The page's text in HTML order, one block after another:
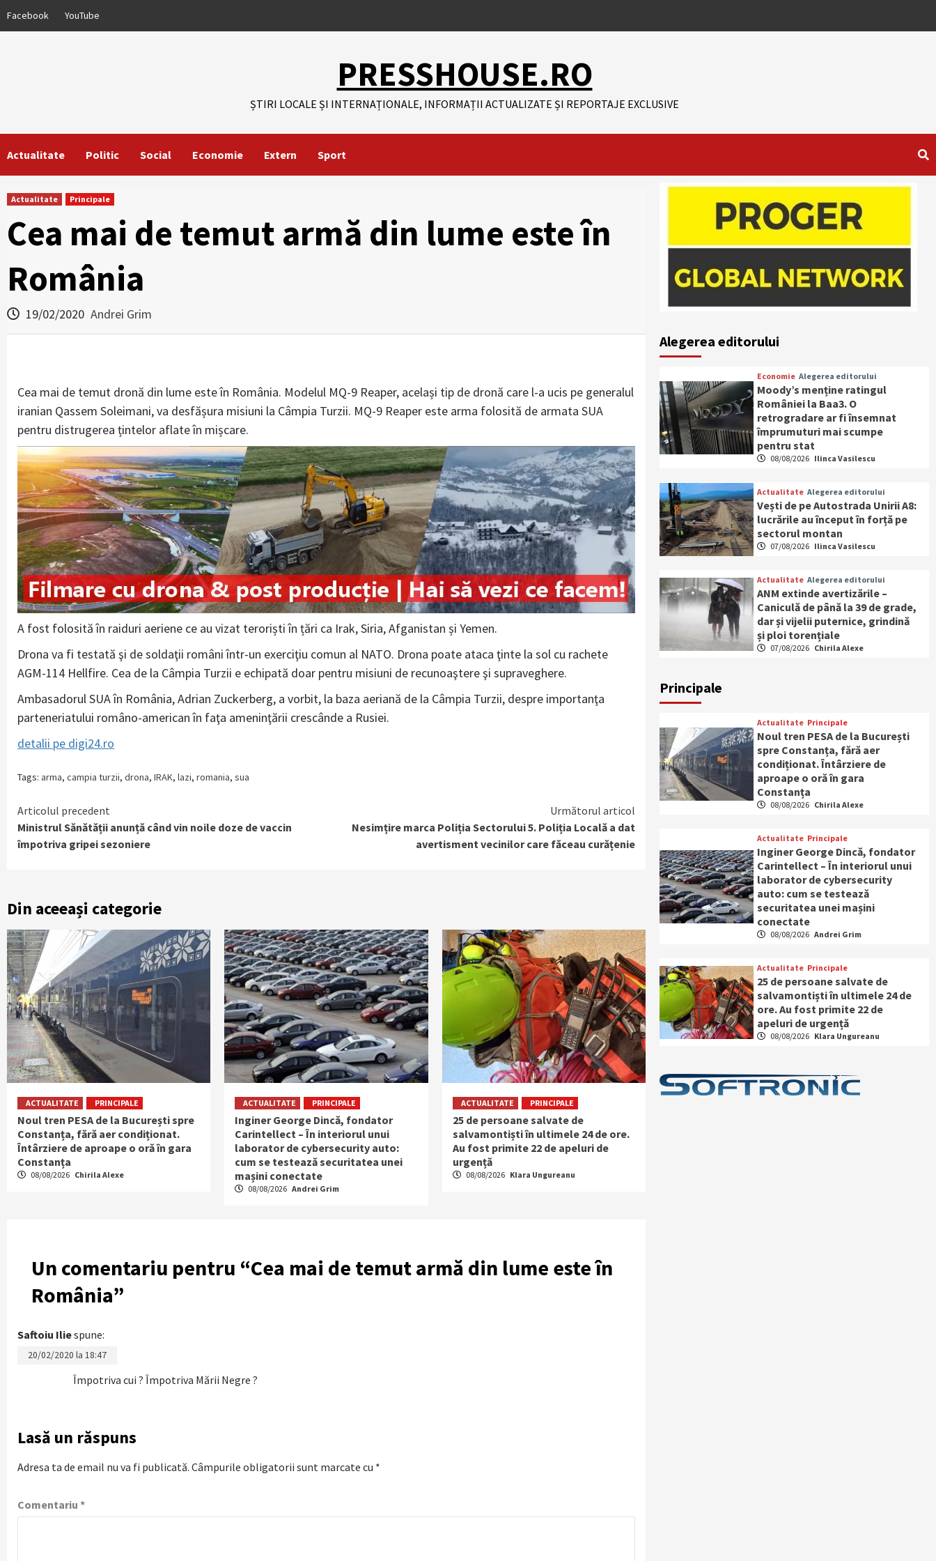
Facebook YouTube
PRESSHOUSE.RO
ȘTIRI LOCALE ȘI INTERNAȚIONALE, INFORMAȚII ACTUALIZATE ȘI REPORTAJE EXCLUSIVE
Actualitate Politic Social Economie Extern Sport
Actualitate Principale
Cea mai de temut armă din lume este în
România
19/02/2020 Andrei Grim
Cea mai de temut dronă din lume este în România. Modelul MQ-9 Reaper, același tip de dronă care l-a ucis pe generalul
iranian Qassem Soleimani, va desfășura misiuni la Câmpia Turzii. MQ-9 Reaper este arma folosită de armata SUA
pentru distrugerea țintelor aflate în mișcare.
A fost folosită în raiduri aeriene ce au vizat teroriști în țări ca Irak, Siria, Afganistan și Yemen.
Drona va fi testată şi de soldaţii români într-un exerciţiu comun al NATO. Drona poate ataca ţinte la sol cu rachete
AGM-114 Hellfire. Cea de la Câmpia Turzii e echipată doar pentru misiuni de recunoaştere şi supraveghere.
Ambasadorul SUA în România, Adrian Zuckerberg, a vorbit, la baza aeriană de la Câmpia Turzii, despre importanţa
parteneriatului româno-american în faţa ameninţării crescânde a Rusiei.
detalii pe digi24.ro
Tags: arma, campia turzii, drona, IRAK, lazi, romania, sua
Continue
Reading
Articolul precedent
Ministrul Sănătății anunță când vin noile doze de vaccin
împotriva gripei sezoniere
Următorul articol
Nesimțire marca Poliția Sectorului 5. Poliția Locală a dat
avertisment vecinilor care făceau curățenie
Din aceeași categorie
ACTUALITATE PRINCIPALE
Noul tren PESA de la București spre
Constanța, fără aer condiționat.
Întârziere de aproape o oră în gara
Constanța
08/08/2026 Chirila Alexe
ACTUALITATE PRINCIPALE
Inginer George Dincă, fondator
Carintellect – În interiorul unui
laborator de cybersecurity auto:
cum se testează securitatea unei
mașini conectate
08/08/2026 Andrei Grim
ACTUALITATE PRINCIPALE
25 de persoane salvate de
salvamontiști în ultimele 24 de ore.
Au fost primite 22 de apeluri de
urgență
08/08/2026 Klara Ungureanu
Un comentariu pentru “Cea mai de temut armă din lume este în
România”
Saftoiu Iliespune:
20/02/2020 la 18:47
Împotriva cui ? Împotriva Mării Negre ?
Lasă un răspuns
Adresa ta de email nu va fi publicată. Câmpurile obligatorii sunt marcate cu *
Comentariu *
Alegerea editorului
Economie Alegerea editorului
Moody’s menține ratingul
României la Baa3. O
retrogradare ar fi însemnat
împrumuturi mai scumpe
pentru stat
08/08/2026 Ilinca Vasilescu
Actualitate Alegerea editorului
Vești de pe Autostrada Unirii A8:
lucrările au început în forță pe
sectorul montan
07/08/2026 Ilinca Vasilescu
Actualitate Alegerea editorului
ANM extinde avertizările –
Caniculă de până la 39 de grade,
dar și vijelii puternice, grindină
și ploi torențiale
07/08/2026 Chirila Alexe
Principale
Actualitate Principale
Noul tren PESA de la București
spre Constanța, fără aer
condiționat. Întârziere de
aproape o oră în gara
Constanța
08/08/2026 Chirila Alexe
Actualitate Principale
Inginer George Dincă, fondator
Carintellect – În interiorul unui
laborator de cybersecurity
auto: cum se testează
securitatea unei mașini
conectate
08/08/2026 Andrei Grim
Actualitate Principale
25 de persoane salvate de
salvamontiști în ultimele 24 de
ore. Au fost primite 22 de
apeluri de urgență
08/08/2026 Klara Ungureanu